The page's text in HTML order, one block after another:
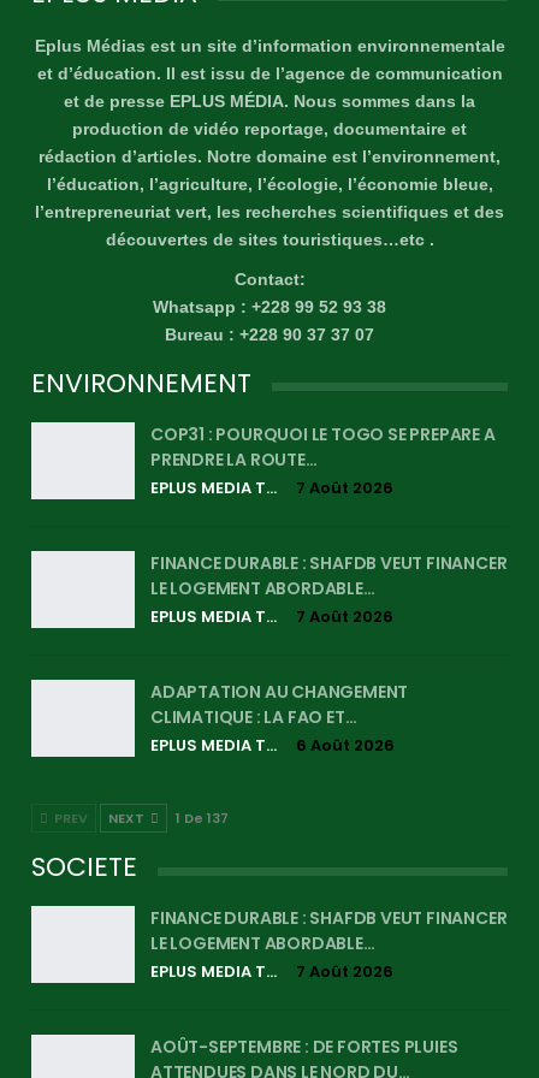
Eplus Médias est un site d’information environnementale
et d’éducation. Il est issu de l’agence de communication
et de presse EPLUS MÉDIA. Nous sommes dans la
production de vidéo reportage, documentaire et
rédaction d’articles. Notre domaine est l’environnement,
l’éducation, l’agriculture, l’écologie, l’économie bleue,
l’entrepreneuriat vert, les recherches scientifiques et des
découvertes de sites touristiques…etc .
Contact:
Whatsapp : +228 99 52 93 38
Bureau : +228 90 37 37 07
ENVIRONNEMENT
COP31 : POURQUOI LE TOGO SE PREPARE A
PRENDRE LA ROUTE…
EPLUS MEDIA TV 7 Août 2026
FINANCE DURABLE : SHAFDB VEUT FINANCER
LE LOGEMENT ABORDABLE…
EPLUS MEDIA TV 7 Août 2026
ADAPTATION AU CHANGEMENT
CLIMATIQUE : LA FAO ET…
EPLUS MEDIA TV 6 Août 2026
PREV NEXT 1 De 137
SOCIETE
FINANCE DURABLE : SHAFDB VEUT FINANCER
LE LOGEMENT ABORDABLE…
EPLUS MEDIA TV 7 Août 2026
AOÛT-SEPTEMBRE : DE FORTES PLUIES
ATTENDUES DANS LE NORD DU…